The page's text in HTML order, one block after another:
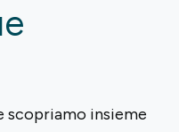
insieme